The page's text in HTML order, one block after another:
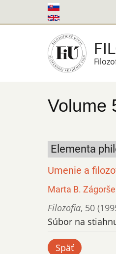
na
Volume
Elementa
Umenie a
Marta B.
Filozofia, 50
Súbor na
Späť